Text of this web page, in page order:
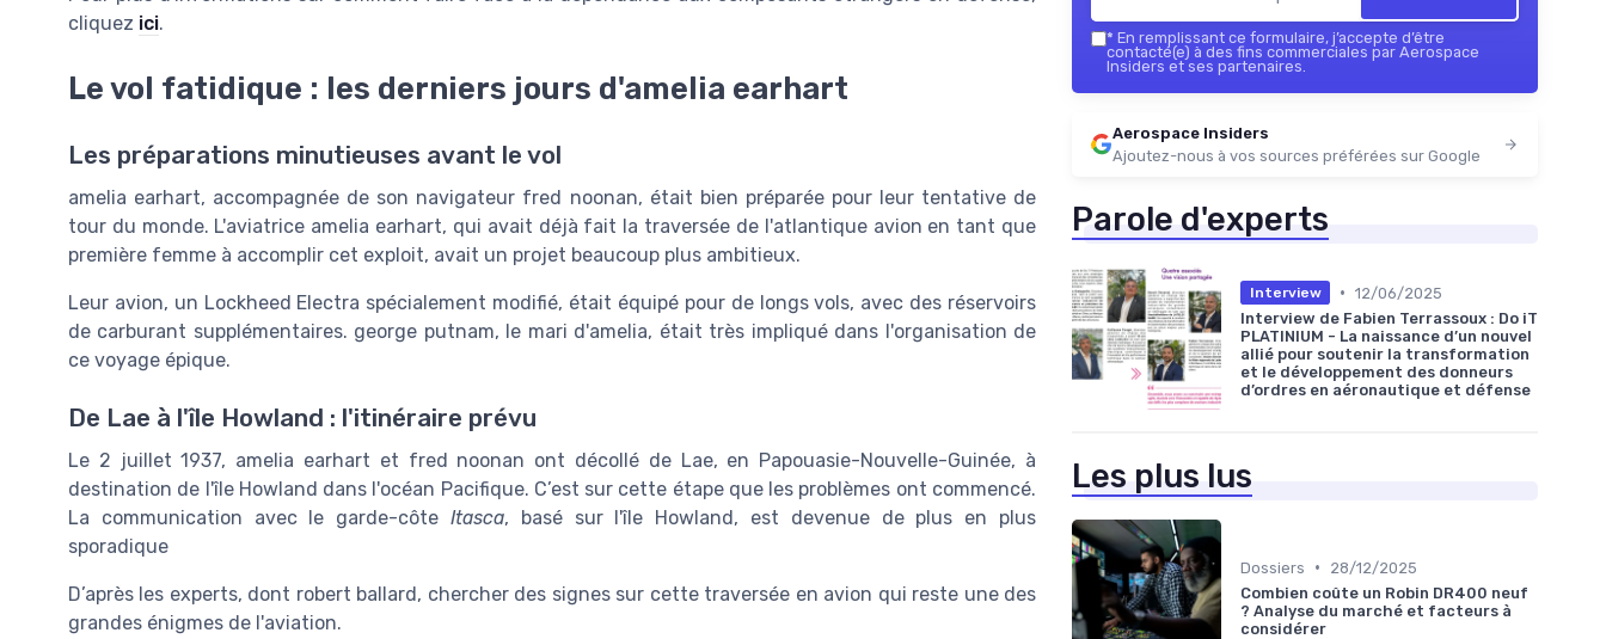
cliquez ici.
Le vol fatidique : les derniers jours d'amelia earhart
Les préparations minutieuses avant le vol
amelia earhart, accompagnée de son navigateur fred noonan, était bien préparée pour leur tentative de
tour du monde. L'aviatrice amelia earhart, qui avait déjà fait la traversée de l'atlantique avion en tant que
première femme à accomplir cet exploit, avait un projet beaucoup plus ambitieux.
Leur avion, un Lockheed Electra spécialement modifié, était équipé pour de longs vols, avec des réservoirs
de carburant supplémentaires. george putnam, le mari d'amelia, était très impliqué dans l'organisation de
ce voyage épique.
De Lae à l'île Howland : l'itinéraire prévu
Le 2 juillet 1937, amelia earhart et fred noonan ont décollé de Lae, en Papouasie-Nouvelle-Guinée, à
destination de l'île Howland dans l'océan Pacifique. C’est sur cette étape que les problèmes ont commencé.
La communication avec le garde-côte Itasca, basé sur l'île Howland, est devenue de plus en plus
sporadique
D’après les experts, dont robert ballard, chercher des signes sur cette traversée en avion qui reste une des
grandes énigmes de l'aviation.
* En remplissant ce formulaire, j’accepte d’être
contacté(e) à des fins commerciales par Aerospace
Insiders et ses partenaires.
Aerospace Insiders
Ajoutez-nous à vos sources préférées sur Google
Parole d'experts
Interview • 12/06/2025
Interview de Fabien Terrassoux : Do iT
PLATINIUM - La naissance d’un nouvel
allié pour soutenir la transformation
et le développement des donneurs
d’ordres en aéronautique et défense
Les plus lus
Dossiers •
28/12/2025
Combien coûte un Robin DR400 neuf
? Analyse du marché et facteurs à
considérer